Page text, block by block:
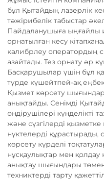
бұл Қытайдың лазерлік
тәжірибелік табыстар
Пайдаланушыға ыңғайлы
орнатылған кесу
калибрлеу оператордың
азайтады. Тез орнату әр
Басқарушылар үшін бұл
түрде күшейтпей-ақ еңбек
Қызмет көрсету
анықтайды. Сенімді
өндірушілері күнделікті
және сүзгілерді қызметке
нүктелерді құрастырады,
көрсету күрделі
нұсқаулықтар мен
анықтау шығындары
техниктерді тарту